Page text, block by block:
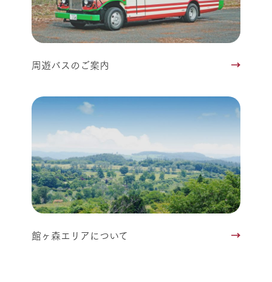
周遊バスのご案内
館ヶ森エリアについて